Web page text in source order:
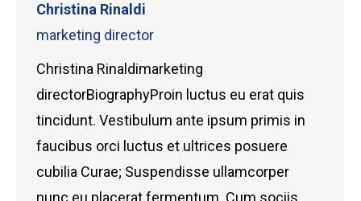
Christina Rinaldi
marketing director
Christina Rinaldimarketing
directorBiographyProin luctus eu erat quis
tincidunt. Vestibulum ante ipsum primis in
faucibus orci luctus et ultrices posuere
cubilia Curae; Suspendisse ullamcorper
nunc eu placerat fermentum. Cum sociis